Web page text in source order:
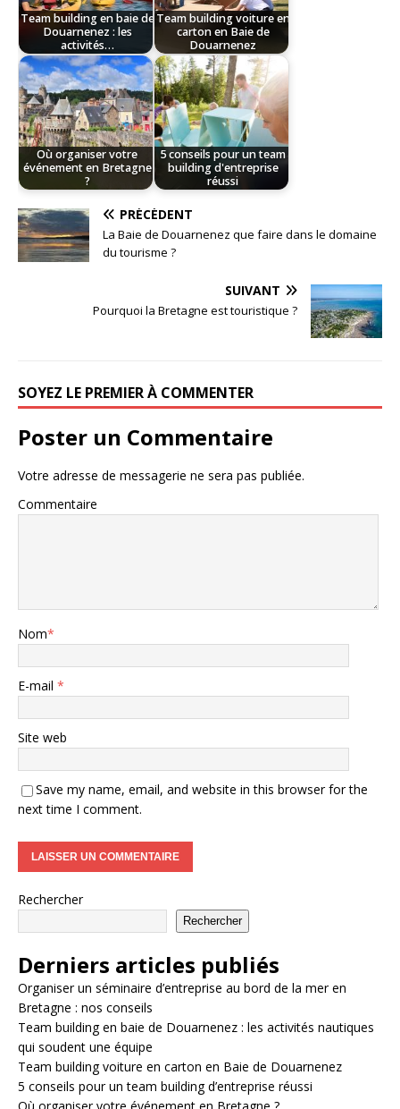
Team building en baie de
Douarnenez : les
activités…
Team building voiture en
carton en Baie de
Douarnenez
Où organiser votre
événement en Bretagne
?
5 conseils pour un team
building d'entreprise
réussi
PRÉCÉDENT
La Baie de Douarnenez que faire dans le domaine
du tourisme ?
SUIVANT
Pourquoi la Bretagne est touristique ?
SOYEZ LE PREMIER À COMMENTER
Poster un Commentaire
Votre adresse de messagerie ne sera pas publiée.
Commentaire
Nom*
E-mail *
Site web
Save my name, email, and website in this browser for the
next time I comment.
Rechercher
Rechercher
Derniers articles publiés
Organiser un séminaire d’entreprise au bord de la mer en
Bretagne : nos conseils
Team building en baie de Douarnenez : les activités nautiques
qui soudent une équipe
Team building voiture en carton en Baie de Douarnenez
5 conseils pour un team building d’entreprise réussi